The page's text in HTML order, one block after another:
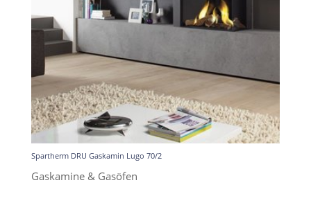
Spartherm DRU Gaskamin Lugo 70/2
Gaskamine & Gasöfen